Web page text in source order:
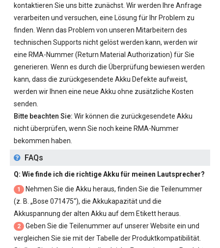
kontaktieren Sie uns bitte zunächst. Wir werden Ihre Anfrage
verarbeiten und versuchen, eine Lösung für Ihr Problem zu
finden. Wenn das Problem von unseren Mitarbeitern des
technischen Supports nicht gelöst werden kann, werden wir
eine RMA-Nummer (Return Material Authorization) für Sie
generieren. Wenn es durch die Überprüfung bewiesen werden
kann, dass die zurückgesendete Akku Defekte aufweist,
werden wir Ihnen eine neue Akku ohne zusätzliche Kosten
senden.
Bitte beachten Sie: Wir können die zurückgesendete Akku
nicht überprüfen, wenn Sie noch keine RMA-Nummer
bekommen haben.
FAQs
Q: Wie finde ich die richtige Akku für meinen Lautsprecher?
1
Nehmen Sie die Akku heraus, finden Sie die Teilenummer
(z. B. „Bose 071475“), die Akkukapazität und die
Akkuspannung der alten Akku auf dem Etikett heraus.
2
Geben Sie die Teilenummer auf unserer Website ein und
vergleichen Sie sie mit der Tabelle der Produktkompatibilität.